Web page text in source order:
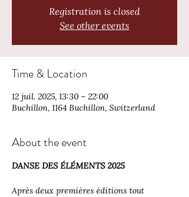
Registration is closed
See other events
Time & Location
12 juil. 2025, 13:30 – 22:00
Buchillon, 1164 Buchillon, Switzerland
About the event
DANSE DES ÉLÉMENTS 2025
Après deux premières éditions tout